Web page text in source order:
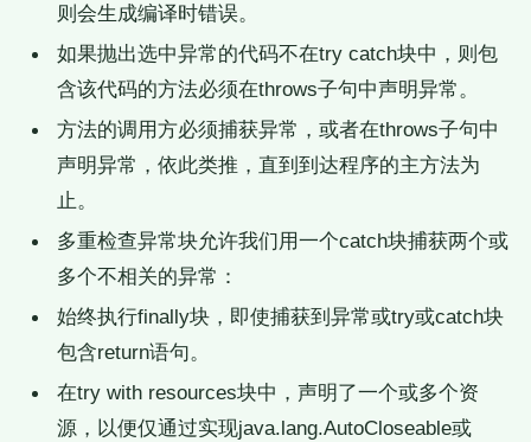
则会生成编译时错误。
如果抛出选中异常的代码不在try catch块中，则包
含该代码的方法必须在throws子句中声明异常。
方法的调用方必须捕获异常，或者在throws子句中
声明异常，依此类推，直到到达程序的主方法为
止。
多重检查异常块允许我们用一个catch块捕获两个或
多个不相关的异常：
始终执行finally块，即使捕获到异常或try或catch块
包含return语句。
在try with resources块中，声明了一个或多个资
源，以便仅通过实现java.lang.AutoCloseable或